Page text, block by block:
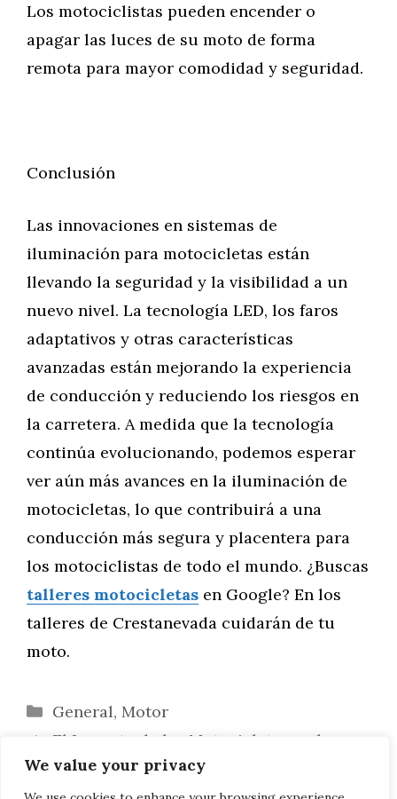
We value your privacy
Los motociclistas pueden encender o
apagar las luces de su moto de forma
remota para mayor comodidad y seguridad.
Conclusión
Las innovaciones en sistemas de
iluminación para motocicletas están
llevando la seguridad y la visibilidad a un
nuevo nivel. La tecnología LED, los faros
adaptativos y otras características
avanzadas están mejorando la experiencia
de conducción y reduciendo los riesgos en
la carretera. A medida que la tecnología
continúa evolucionando, podemos esperar
ver aún más avances en la iluminación de
motocicletas, lo que contribuirá a una
conducción más segura y placentera para
los motociclistas de todo el mundo. ¿Buscas
talleres motocicletas en Google? En los
talleres de Crestanevada cuidarán de tu
moto.
Categorías
General, Motor
El Impacto de las Motocicletas en la
Reducción de la Contaminación Urbana